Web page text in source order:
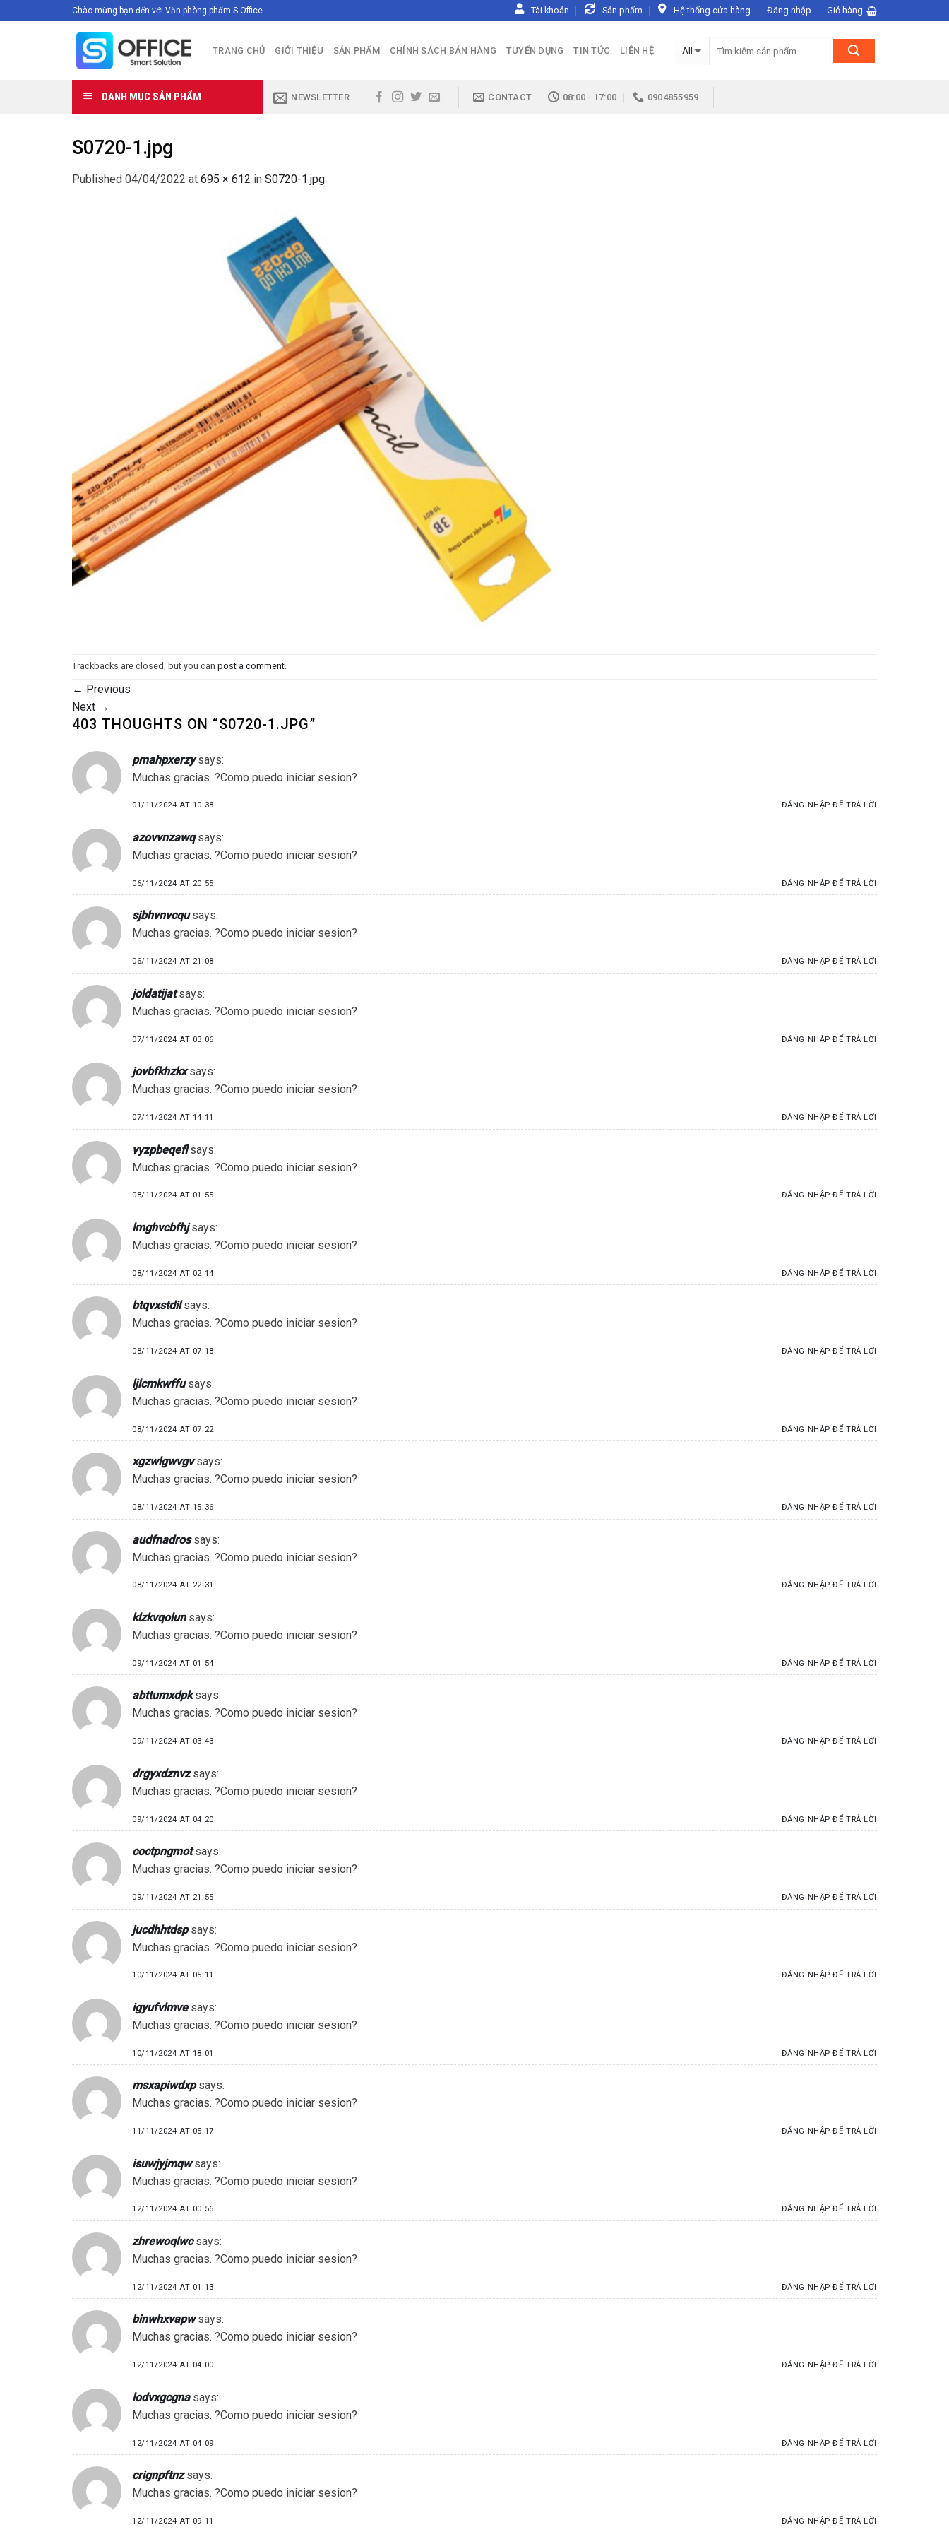
Chào mừng bạn đến với Văn phòng phẩm S-Office Tài khoản Sản phẩm Hệ thống cửa hàng Đăng nhập Giỏ hàng
TRANG CHỦ GIỚI THIỆU SẢN PHẨM CHÍNH SÁCH BÁN HÀNG TUYỂN DỤNG TIN TỨC LIÊN HỆ
DANH MỤC SẢN PHẨM NEWSLETTER CONTACT 08:00 - 17:00 0904855959
S0720-1.jpg
Published 04/04/2022 at 695 × 612 in S0720-1.jpg
Trackbacks are closed, but you can post a comment
← Previous
Next →
403 THOUGHTS ON “S0720-1.JPG”
pmahpxerzy says:
Muchas gracias. ?Como puedo iniciar sesion?
01/11/2024 AT 10:38 ĐĂNG NHẬP ĐỂ TRẢ LỜI
azovvnzawq says:
Muchas gracias. ?Como puedo iniciar sesion?
06/11/2024 AT 20:55 ĐĂNG NHẬP ĐỂ TRẢ LỜI
sjbhvnvcqu says:
Muchas gracias. ?Como puedo iniciar sesion?
06/11/2024 AT 21:08 ĐĂNG NHẬP ĐỂ TRẢ LỜI
joldatijat says:
Muchas gracias. ?Como puedo iniciar sesion?
07/11/2024 AT 03:06 ĐĂNG NHẬP ĐỂ TRẢ LỜI
jovbfkhzkx says:
Muchas gracias. ?Como puedo iniciar sesion?
07/11/2024 AT 14:11 ĐĂNG NHẬP ĐỂ TRẢ LỜI
vyzpbeqefl says:
Muchas gracias. ?Como puedo iniciar sesion?
08/11/2024 AT 01:55 ĐĂNG NHẬP ĐỂ TRẢ LỜI
lmghvcbfhj says:
Muchas gracias. ?Como puedo iniciar sesion?
08/11/2024 AT 02:14 ĐĂNG NHẬP ĐỂ TRẢ LỜI
btqvxstdil says:
Muchas gracias. ?Como puedo iniciar sesion?
08/11/2024 AT 07:18 ĐĂNG NHẬP ĐỂ TRẢ LỜI
ljlcmkwffu says:
Muchas gracias. ?Como puedo iniciar sesion?
08/11/2024 AT 07:22 ĐĂNG NHẬP ĐỂ TRẢ LỜI
xgzwlgwvgv says:
Muchas gracias. ?Como puedo iniciar sesion?
08/11/2024 AT 15:36 ĐĂNG NHẬP ĐỂ TRẢ LỜI
audfnadros says:
Muchas gracias. ?Como puedo iniciar sesion?
08/11/2024 AT 22:31 ĐĂNG NHẬP ĐỂ TRẢ LỜI
klzkvqolun says:
Muchas gracias. ?Como puedo iniciar sesion?
09/11/2024 AT 01:54 ĐĂNG NHẬP ĐỂ TRẢ LỜI
abttumxdpk says:
Muchas gracias. ?Como puedo iniciar sesion?
09/11/2024 AT 03:43 ĐĂNG NHẬP ĐỂ TRẢ LỜI
drgyxdznvz says:
Muchas gracias. ?Como puedo iniciar sesion?
09/11/2024 AT 04:20 ĐĂNG NHẬP ĐỂ TRẢ LỜI
coctpngmot says:
Muchas gracias. ?Como puedo iniciar sesion?
09/11/2024 AT 21:55 ĐĂNG NHẬP ĐỂ TRẢ LỜI
jucdhhtdsp says:
Muchas gracias. ?Como puedo iniciar sesion?
10/11/2024 AT 05:11 ĐĂNG NHẬP ĐỂ TRẢ LỜI
igyufvlmve says:
Muchas gracias. ?Como puedo iniciar sesion?
10/11/2024 AT 18:01 ĐĂNG NHẬP ĐỂ TRẢ LỜI
msxapiwdxp says:
Muchas gracias. ?Como puedo iniciar sesion?
11/11/2024 AT 05:17 ĐĂNG NHẬP ĐỂ TRẢ LỜI
isuwjyjmqw says:
Muchas gracias. ?Como puedo iniciar sesion?
12/11/2024 AT 00:56 ĐĂNG NHẬP ĐỂ TRẢ LỜI
zhrewoqlwc says:
Muchas gracias. ?Como puedo iniciar sesion?
12/11/2024 AT 01:13 ĐĂNG NHẬP ĐỂ TRẢ LỜI
binwhxvapw says:
Muchas gracias. ?Como puedo iniciar sesion?
12/11/2024 AT 04:00 ĐĂNG NHẬP ĐỂ TRẢ LỜI
lodvxgcgna says:
Muchas gracias. ?Como puedo iniciar sesion?
12/11/2024 AT 04:09 ĐĂNG NHẬP ĐỂ TRẢ LỜI
crignpftnz says:
Muchas gracias. ?Como puedo iniciar sesion?
12/11/2024 AT 09:11 ĐĂNG NHẬP ĐỂ TRẢ LỜI